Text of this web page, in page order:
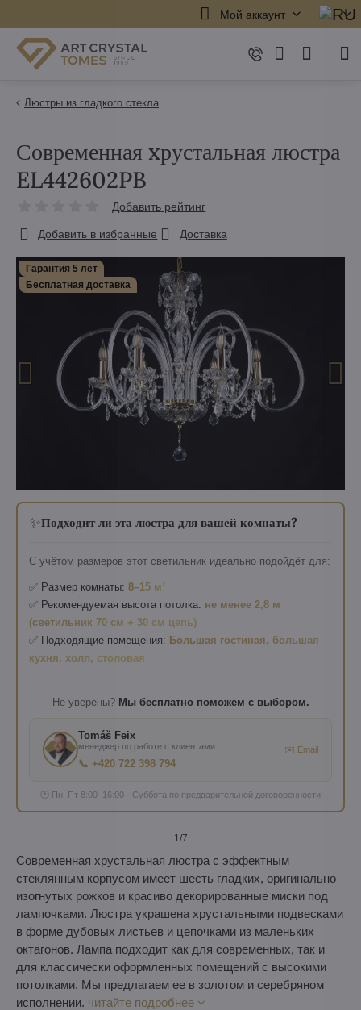
Мой аккаунт
Люстры из гладкого стекла
Гарантия 5 лет
Бесплатная доставка
✨Подходит ли эта люстра для вашей комнаты?
С учётом размеров этот светильник идеально подойдёт для:
✅ Размер комнаты: 8–15 м²
✅ Рекомендуемая высота потолка: не менее 2,8 м
(светильник 70 см + 30 см цепь)
✅ Подходящие помещения: Большая гостиная, большая
кухня, холл, столовая
Не уверены? Мы бесплатно поможем с выбором.
Tomáš Feix
менеджер по работе с клиентами
📞 +420 722 398 794
✉️ Email
🕐 Пн–Пт 8:00–16:00 · Суббота по предварительной договоренности
1 /7
Современная xрустальная люстра
EL442602PB
Добавить рейтинг
Добавить в избранные Доставка
Современная хрустальная люстра с эффектным
стеклянным корпусом имеет шесть гладких, оригинально
изогнутых рожков и красиво декорированные миски под
лампочками. Люстра украшена хрустальными подвесками
в форме дубовых листьев и цепочками из маленьких
октагонов. Лампа подходит как для современных, так и
для классически оформленных помещений с высокими
потолками. Мы предлагаем ее в золотом и серебряном
исполнении. читайте подробнее